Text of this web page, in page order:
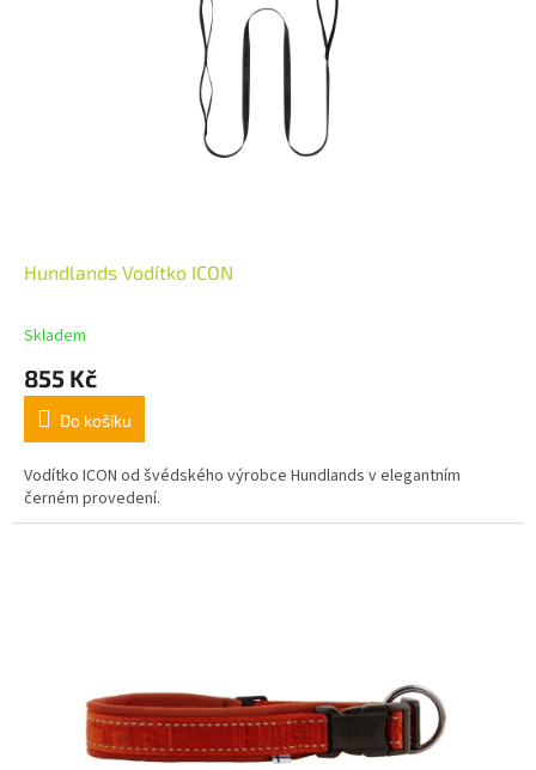
Hundlands Vodítko ICON
Skladem
855 Kč
Do košíku
Vodítko ICON od švédského výrobce Hundlands v elegantním
černém provedení.